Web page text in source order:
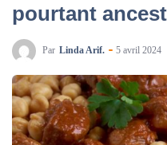
pourtant
Par Linda Arif. 5 avril 2024